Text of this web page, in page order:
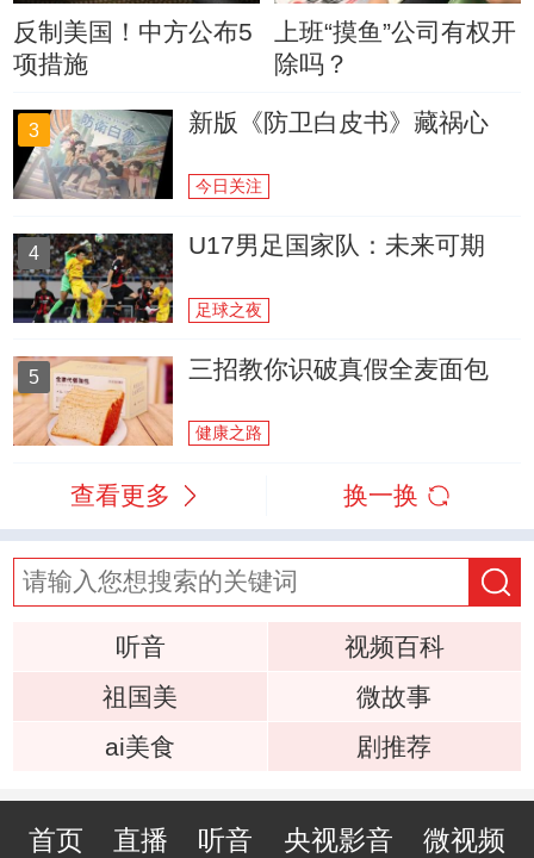
反制美国！中方公布5
项措施
上班“摸鱼”公司有权开
除吗？
3 新版《防卫白皮书》藏祸心
今日关注
4 U17男足国家队：未来可期
足球之夜
5 三招教你识破真假全麦面包
健康之路
查看更多 换一换
听音
视频百科
祖国美
微故事
ai美食
剧推荐
首页 直播 听音 央视影音 微视频